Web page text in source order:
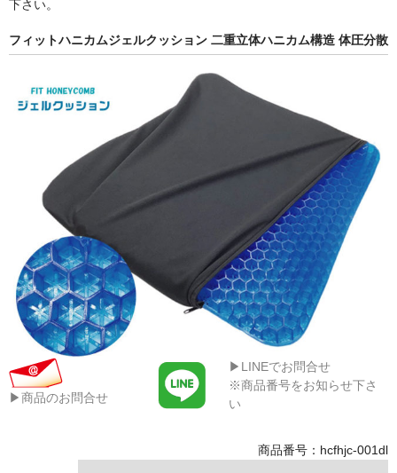
下さい。
フィットハニカムジェルクッション 二重立体ハニカム構造 体圧分散
▶商品のお問合せ
▶LINEでお問合せ
※商品番号をお知らせ下さ
い
商品番号：hcfhjc-001dl